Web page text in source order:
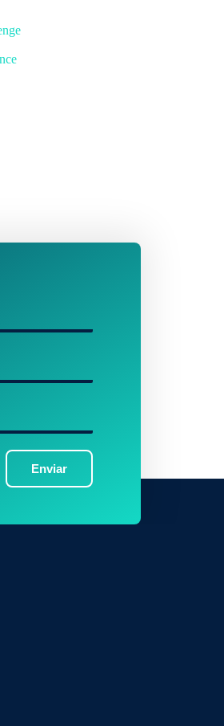
Enviar